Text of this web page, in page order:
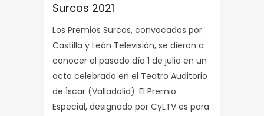
Surcos 2021
Los Premios Surcos, convocados por
Castilla y León Televisión, se dieron a
conocer el pasado día 1 de julio en un
acto celebrado en el Teatro Auditorio
de Íscar (Valladolid). El Premio
Especial, designado por CyLTV es para